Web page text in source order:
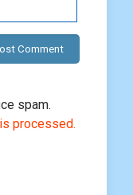
spam.
processed.